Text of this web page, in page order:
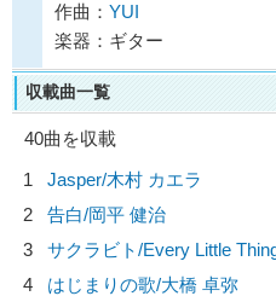
作曲： YUI
楽器：ギター
収載曲一覧
40曲を収載
1
Jasper/木村 カエラ
2
告白/岡平 健治
3
サクラビト/Every Little
4
はじまりの歌/大橋 卓弥